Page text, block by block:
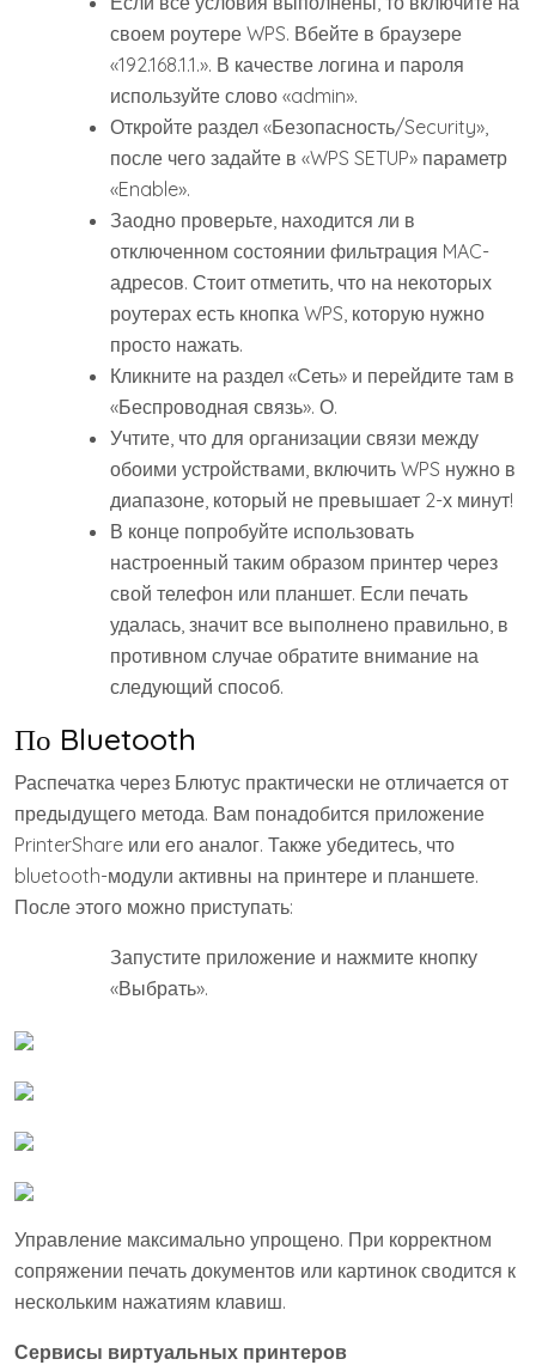
своем роутере WPS. Вбейте в браузере
«192.168.1.1.». В качестве логина и пароля
используйте слово «admin».
Откройте раздел «Безопасность/Security»,
после чего задайте в «WPS SETUP» параметр
«Enable».
Заодно проверьте, находится ли в
отключенном состоянии фильтрация MAC-
адресов. Стоит отметить, что на некоторых
роутерах есть кнопка WPS, которую нужно
просто нажать.
Кликните на раздел «Сеть» и перейдите там в
«Беспроводная связь». О.
Учтите, что для организации связи между
обоими устройствами, включить WPS нужно в
диапазоне, который не превышает 2-х минут!
В конце попробуйте использовать
настроенный таким образом принтер через
свой телефон или планшет. Если печать
удалась, значит все выполнено правильно, в
противном случае обратите внимание на
следующий способ.
По Bluetooth
Распечатка через Блютус практически не отличается от
предыдущего метода. Вам понадобится приложение
PrinterShare или его аналог. Также убедитесь, что
bluetooth-модули активны на принтере и планшете.
После этого можно приступать:
Запустите приложение и нажмите кнопку
«Выбрать».
Управление максимально упрощено. При корректном
сопряжении печать документов или картинок сводится к
нескольким нажатиям клавиш.
Сервисы виртуальных принтеров